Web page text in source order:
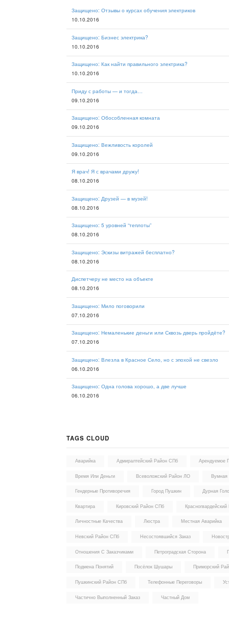
Защищено: Отзывы о курсах обучения электриков
10.10.2016
Защищено: Бизнес электрика?
10.10.2016
Защищено: Как найти правильного электрика?
10.10.2016
Приду с работы — и тогда…
09.10.2016
Защищено: Обособленная комната
09.10.2016
Защищено: Вежливость королей
09.10.2016
Я врач! Я с врачами дружу!
08.10.2016
Защищено: Друзей — в музей!
08.10.2016
Защищено: 5 уровней “теплоты”
08.10.2016
Защищено: Эскизы витражей бесплатно?
08.10.2016
Диспетчеру не место на объекте
08.10.2016
Защищено: Мило поговорили
07.10.2016
Защищено: Немаленькие деньги или Сквозь дверь пройдёте?
07.10.2016
Защищено: Влезла в Красное Село, но с эпохой не свезло
06.10.2016
Защищено: Одна голова хорошо, а две лучше
06.10.2016
TAGS CLOUD
Аварийка Адмиралтейский Район СПб Арендуемое
Время Или Деньги Всеволожский Район ЛО Вумная
Гендерные Противоречия Город Пушкин Дурная
Квартира Кировский Район СПб
Личностные Качества Люстра Местная Аварийка
Невский Район СПб Несостоявшийся Заказ
Отношения С Заказчиками Петроградская Сторона
Подмена Понятий Посёлок Шушары Приморский
Пушкинский Район СПб Телефонные Переговоры
Частично Выполненный Заказ Частный Дом